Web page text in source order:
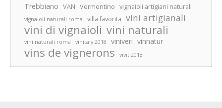
Trebbiano VAN Vermentino vignaioli artigiani naturali
vignaioli naturali roma villa favorita vini artigianali
vini di vignaioli vini naturali
vini naturali roma vinitaly 2018 viniveri vinnatur
vins de vignerons vivit 2018